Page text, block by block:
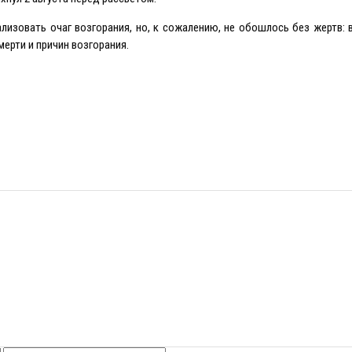
очаг возгорания, но, к сожалению, не обошлось без жертв:
и причин возгорания.